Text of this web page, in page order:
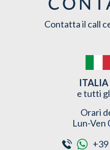
Contatta il call
ITALIA
e tutti
Orari
Lun-Ven